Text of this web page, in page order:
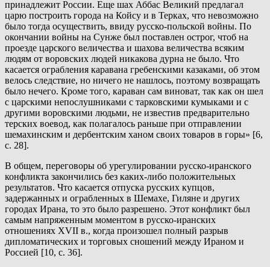
принадлежит России. Еще шах Аббас Великий предлагал
царю построить города на Койсу и в Терках, что невозможно
было тогда осуществить, ввиду русско-польской войны. По
окончании войны на Сунже был поставлен острог, чтоб на
проезде царского величества и шахова величества всяким
людям от воровских людей никакова дурна не было. Что
касается ограбления каравана гребенскими казаками, об этом
велось следствие, но ничего не нашлось, поэтому возвращать
было нечего. Кроме того, караван сам виноват, так как он шел
с царскими непослушниками с тарковскими кумыками и с
другими воровскими людьми, не известив предварительно
терских воевод, как полагалось раньше при отправлении
шемахинским и дербентским ханом своих товаров в горы» [6,
с. 28].
В общем, переговоры об урегулировании русско-иранского
конфликта закончились без каких-либо положительных
результатов. Что касается отпуска русских купцов,
задержанных и ограбленных в Шемахе, Гиляне и других
городах Ирана, то это было разрешено. Этот конфликт был
самым напряженным моментом в русско-иранских
отношениях XVII в., когда произошел полный разрыв
дипломатических и торговых сношений между Ираном и
Россией [10, с. 36].